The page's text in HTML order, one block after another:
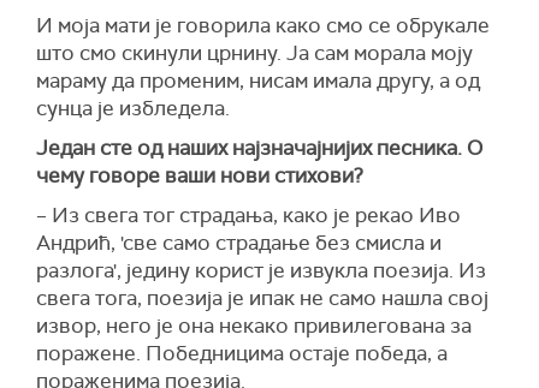
И моја мати је говорила како смо се обрукале
што смо скинули црнину. Ја сам морала моју
мараму да променим, нисам имала другу, а од
сунца је избледела.
Један сте од наших најзначајнијих песника. О
чему говоре ваши нови стихови?
– Из свега тог страдања, како је рекао Иво
Андрић, 'све само страдање без смисла и
разлога', једину корист је извукла поезија. Из
свега тога, поезија је ипак не само нашла свој
извор, него је она некако привилегована за
поражене. Победницима остаје победа, а
пораженима поезија.